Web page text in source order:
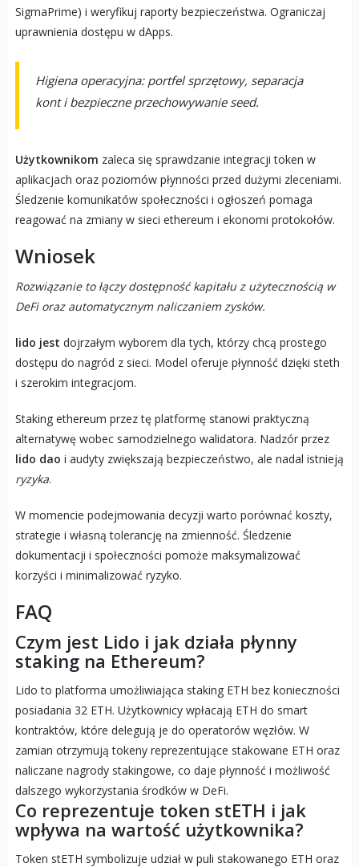
SigmaPrime) i weryfikuj raporty bezpieczeństwa. Ograniczaj
uprawnienia dostępu w dApps.
Higiena operacyjna: portfel sprzętowy, separacja
kont i bezpieczne przechowywanie seed.
Użytkownikom zaleca się sprawdzanie integracji token w
aplikacjach oraz poziomów płynności przed dużymi zleceniami.
Śledzenie komunikatów społeczności i ogłoszeń pomaga
reagować na zmiany w sieci ethereum i ekonomi protokołów.
Wniosek
Rozwiązanie to łączy dostępność kapitału z użytecznością w
DeFi oraz automatycznym naliczaniem zysków.
lido jest dojrzałym wyborem dla tych, którzy chcą prostego
dostępu do nagród z sieci. Model oferuje płynność dzięki steth
i szerokim integracjom.
Staking ethereum przez tę platformę stanowi praktyczną
alternatywę wobec samodzielnego walidatora. Nadzór przez
lido dao i audyty zwiększają bezpieczeństwo, ale nadal istnieją
ryzyka.
W momencie podejmowania decyzji warto porównać koszty,
strategie i własną tolerancję na zmienność. Śledzenie
dokumentacji i społeczności pomoże maksymalizować
korzyści i minimalizować ryzyko.
FAQ
Czym jest Lido i jak działa płynny
staking na Ethereum?
Lido to platforma umożliwiająca staking ETH bez konieczności
posiadania 32 ETH. Użytkownicy wpłacają ETH do smart
kontraktów, które delegują je do operatorów węzłów. W
zamian otrzymują tokeny reprezentujące stakowane ETH oraz
naliczane nagrody stakingowe, co daje płynność i możliwość
dalszego wykorzystania środków w DeFi.
Co reprezentuje token stETH i jak
wpływa na wartość użytkownika?
Token stETH symbolizuje udział w puli stakowanego ETH oraz